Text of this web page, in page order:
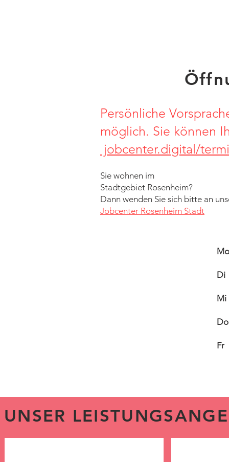
Persönliche
möglich. Sie können
jobcenter.digital/
Sie wohnen im
Stadtgebiet Rosenheim?
Dann wenden Sie sich bitte an
Jobcenter Rosenheim Stadt
Mo
Di
Mi
Do
Fr
UNSER